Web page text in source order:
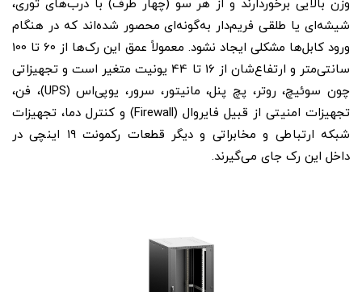
وزن بالایی برخوردارند و از هر سو (چهار طرف) با درب‌های توری،
شیشه‌ای یا طلقی فریم‌دار به‌گونه‌ای محصور شده‌اند که در هنگام
ورود کابل‌ها مشکلی ایجاد نشود. معمولاً عمق این رک‌ها از 60 تا 100
سانتی‌متر و ارتفاع‌شان از 16 تا 44 یونیت متغیر است و تجهیزاتی
چون سوئیچ، روتر، پچ پنل، مانیتور، سرور، یو‌پی‌اس (UPS)، فن،
تجهیزات امنیتی از قبیل فایروال (Firewall) و کنترل دما، تجهیزات
شبکه ارتباطی و مخابراتی و دیگر قطعات رکمونت ۱۹ اینچی در
داخل این رک جای می‌گیرند.